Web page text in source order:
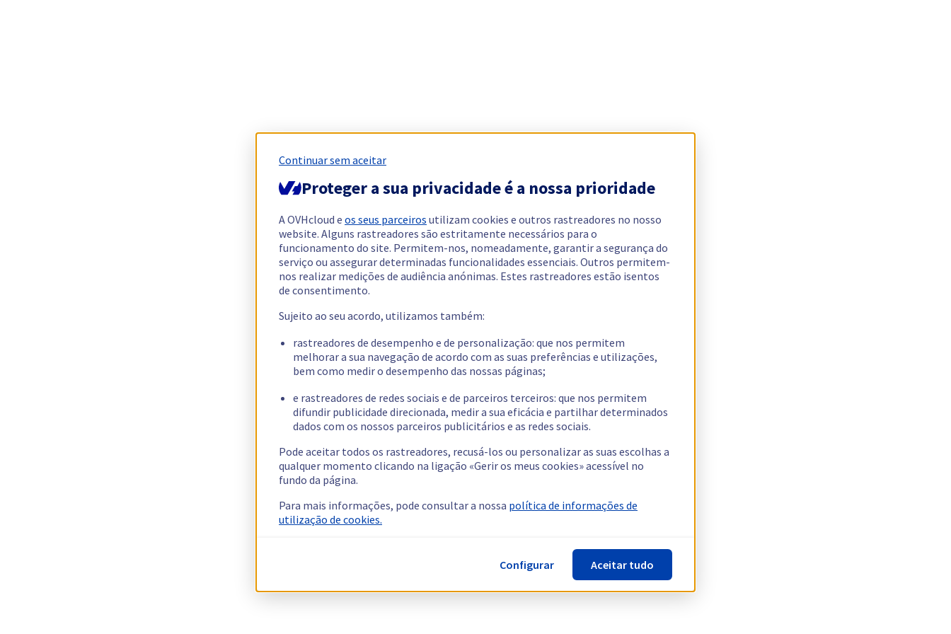
Continuar sem aceitar
Proteger a sua privacidade é a nossa prioridade
A OVHcloud e os seus parceiros utilizam cookies e outros rastreadores no nosso
website. Alguns rastreadores são estritamente necessários para o
funcionamento do site. Permitem-nos, nomeadamente, garantir a segurança do
serviço ou assegurar determinadas funcionalidades essenciais. Outros permitem-
nos realizar medições de audiência anónimas. Estes rastreadores estão isentos
de consentimento.
Sujeito ao seu acordo, utilizamos também:
rastreadores de desempenho e de personalização: que nos permitem
melhorar a sua navegação de acordo com as suas preferências e utilizações,
bem como medir o desempenho das nossas páginas;
e rastreadores de redes sociais e de parceiros terceiros: que nos permitem
difundir publicidade direcionada, medir a sua eficácia e partilhar determinados
dados com os nossos parceiros publicitários e as redes sociais.
Pode aceitar todos os rastreadores, recusá-los ou personalizar as suas escolhas a
qualquer momento clicando na ligação «Gerir os meus cookies» acessível no
fundo da página.
Para mais informações, pode consultar a nossa política de informações de
utilização de cookies.
Configurar Aceitar tudo